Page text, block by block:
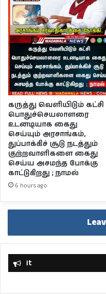
கருத்து வெளியிடும் கட்சி
பொதுச்செயலாளரை
உடனடியாக கைது
செய்யும் அரசாங்கம்,
துப்பாக்கிச் சூடு நடத்தும்
குற்றவாளிகளை கைது
செய்ய அசமந்த போக்கு
காட்டுகிறது ; நாமல்
6 hours ago
it